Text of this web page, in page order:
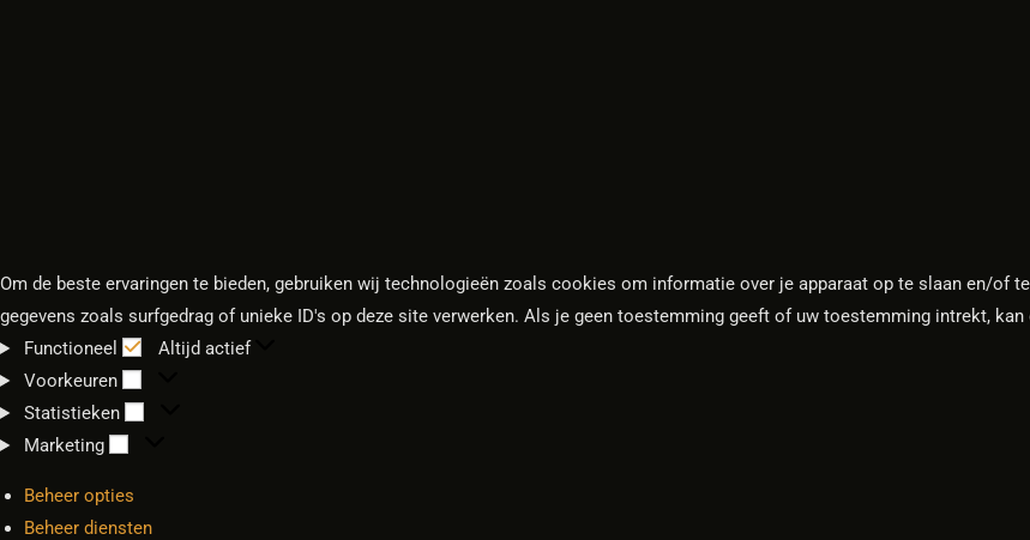
Om de beste ervaringen te bieden, gebruiken wij technologieën zoals cookies om informatie over je apparaat op te slaan en/of
gegevens zoals surfgedrag of unieke ID's op deze site verwerken. Als je geen toestemming geeft of uw toestemming intrekt,
Functioneel
Altijd actief
Voorkeuren
Statistieken
Marketing
Beheer opties
Beheer diensten